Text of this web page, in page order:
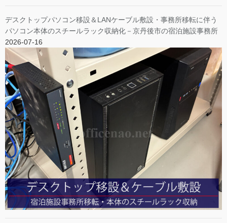
デスクトップパソコン移設＆LANケーブル敷設・事務所移転に伴う
パソコン本体のスチールラック収納化－京丹後市の宿泊施設事務所
2026-07-16